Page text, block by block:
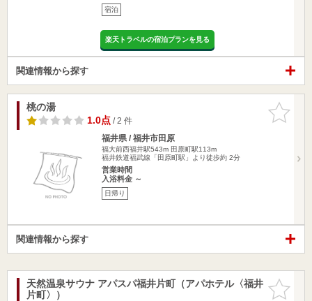
宿泊
楽天トラベルの宿泊プランを見る
関連情報から探す
お気に入
りに追加
桃の湯
1.0点/ 2 件
福井県 / 福井市田原
福大前西福井駅543m 田原町駅113m
福井鉄道福武線「田原町駅」より徒歩約 2分
営業時間
入浴料金 ～
日帰り
関連情報から探す
お気に入
りに追加
天然温泉サウナ アパスパ福井片町（アパホテル〈福井
片町〉）